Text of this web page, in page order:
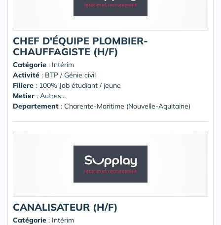
CHEF D'ÉQUIPE PLOMBIER-
CHAUFFAGISTE (H/F)
Catégorie : Intérim
Activité : BTP / Génie civil
Filiere : 100% Job étudiant / jeune
Metier : Autres...
Departement : Charente-Maritime (Nouvelle-Aquitaine)
CANALISATEUR (H/F)
Catégorie : Intérim